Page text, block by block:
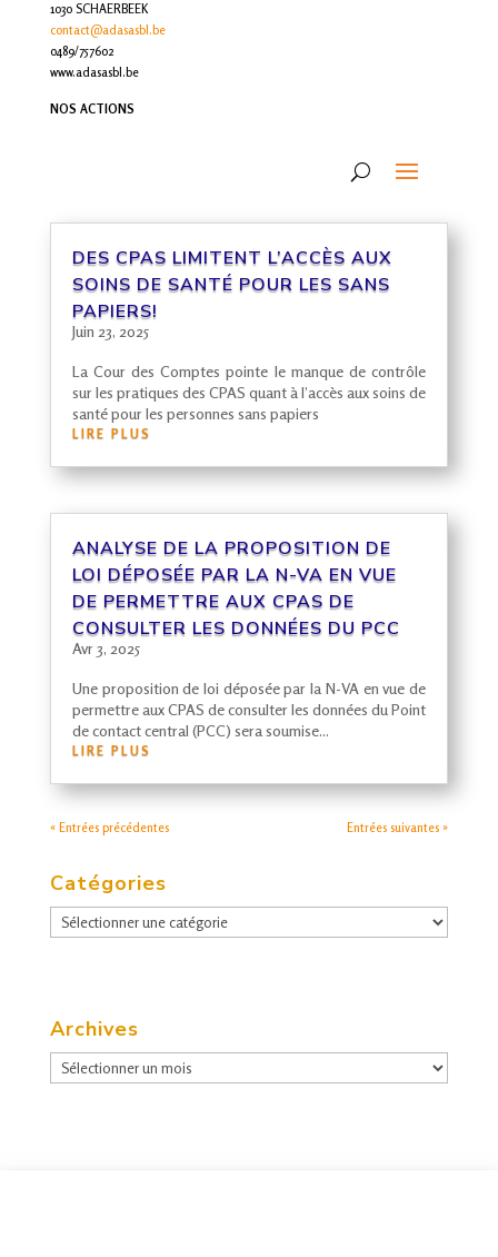
1030 SCHAERBEEK
contact@adasasbl.be
0489/757602
www.adasasbl.be
NOS ACTIONS
DES CPAS LIMITENT L’ACCÈS AUX
SOINS DE SANTÉ POUR LES SANS
PAPIERS!
Juin 23, 2025
La Cour des Comptes pointe le manque de contrôle
sur les pratiques des CPAS quant à l’accès aux soins de
santé pour les personnes sans papiers
LIRE PLUS
ANALYSE DE LA PROPOSITION DE
LOI DÉPOSÉE PAR LA N-VA EN VUE
DE PERMETTRE AUX CPAS DE
CONSULTER LES DONNÉES DU PCC
Avr 3, 2025
Une proposition de loi déposée par la N-VA en vue de
permettre aux CPAS de consulter les données du Point
de contact central (PCC) sera soumise...
LIRE PLUS
« Entrées précédentes Entrées suivantes »
Catégories
Catégories
Archives
Archives